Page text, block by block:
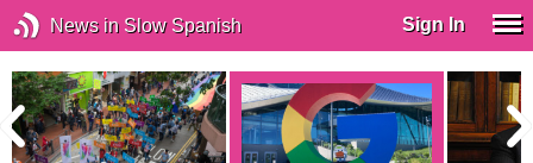
News in Slow Spanish Sign In